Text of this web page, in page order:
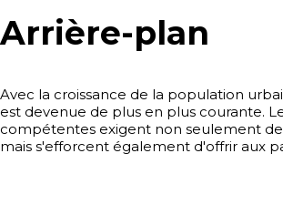
Arrière-plan
Avec la croissance de la population
est devenue de plus en plus courante.
compétentes exigent non seulement
mais s'efforcent également d'offrir aux